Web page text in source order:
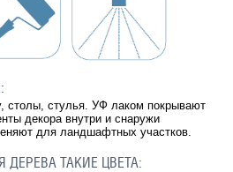
столы, стулья. УФ лаком покрывают
декора внутри и снаружи
для ландшафтных участков.
ТАКИЕ ЦВЕТА: